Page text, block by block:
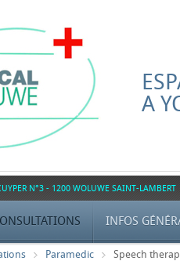
A
N°3 - 1200 WOLUWE SAINT-
INFOS
Paramedic Speech